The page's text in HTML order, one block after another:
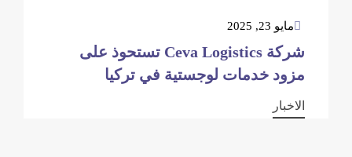
مايو 23, 2025
شركة Ceva Logistics تستحوذ على
مزود خدمات لوجستية في تركيا
الاخبار